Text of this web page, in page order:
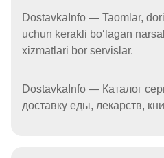
DostavkaInfo — Taomlar,
uchun kerakli boʻlagan
xizmatlari bor servislar.
DostavkaInfo — Каталог
доставку еды, лекарств,